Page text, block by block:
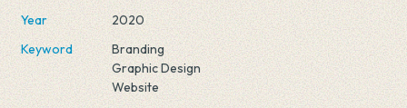
Year
2020
Keyword
Branding
Graphic Design
Website